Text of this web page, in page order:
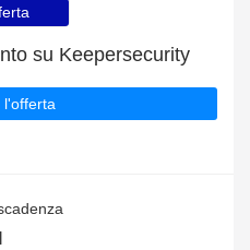
su Keepersecurity
l'offerta